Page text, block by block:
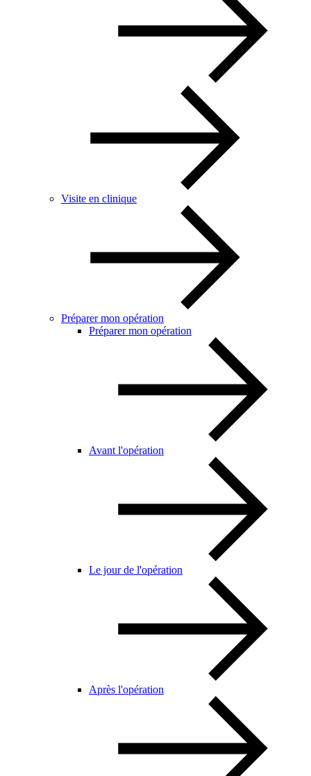
Visite en clinique
Préparer mon opération
Préparer mon opération
Avant l'opération
Le jour de l'opération
Après l'opération